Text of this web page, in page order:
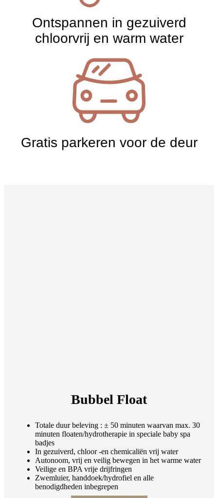
Ontspannen in gezuiverd
chloorvrij en warm water
Gratis parkeren voor de deur
Bubbel Float
Totale duur beleving : ± 50 minuten waarvan max. 30
minuten floaten/hydrotherapie in speciale baby spa
badjes
In gezuiverd, chloor -en chemicaliën vrij water
Autonoom, vrij en veilig bewegen in het warme water
Veilige en BPA vrije drijfringen
Zwemluier, handdoek/hydrofiel en alle
benodigdheden inbegrepen